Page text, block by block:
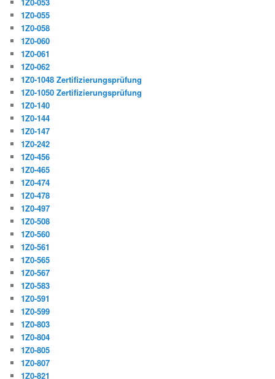
1Z0-055
1Z0-058
1Z0-060
1Z0-061
1Z0-062
1Z0-1048 Zertifizierungsprüfung
1Z0-1050 Zertifizierungsprüfung
1Z0-140
1Z0-144
1Z0-147
1Z0-242
1Z0-456
1Z0-465
1Z0-474
1Z0-478
1Z0-497
1Z0-508
1Z0-560
1Z0-561
1Z0-565
1Z0-567
1Z0-583
1Z0-591
1Z0-599
1Z0-803
1Z0-804
1Z0-805
1Z0-807
1Z0-821